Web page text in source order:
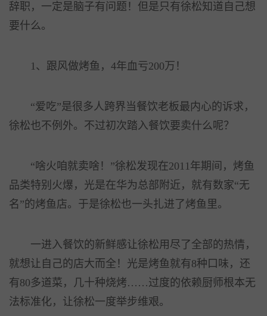
辞职，一定是脑子有问题！但是只有徐松知道自己想
要什么。
1、跟风做烤鱼，4年血亏200万！
“爱吃”是很多人跨界当餐饮老板最内心的诉求，
徐松也不例外。不过初次踏入餐饮要卖什么呢？
“啥火咱就卖啥！”徐松发现在2011年期间，烤鱼
品类特别火爆，光是在华为总部附近，就有数家“无
名”的烤鱼店。于是徐松也一头扎进了烤鱼里。
一进入餐饮的新鲜感让徐松用尽了全部的热情，
就想让自己的店大而全！光是烤鱼就有8种口味，还
有80多道菜，几十种烧烤……过度的依赖厨师根本无
法标准化，让徐松一度举步维艰。